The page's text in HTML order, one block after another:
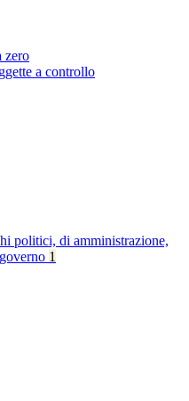
zero
a controllo
politici, di amministrazione,
1